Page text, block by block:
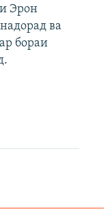
Эрон
ва
бораи